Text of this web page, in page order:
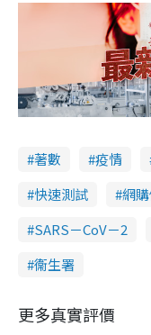
著數 疫情
快速測試
網
SARS－CoV－2
衞生署
更多真實評價